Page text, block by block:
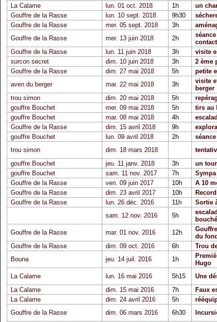
La Calame
lun. 01 oct. 2018 1h
un
Gouffre de la Rasse
lun. 10 sept. 2018 9h30
Gouffre de la Rasse
mer. 05 sept. 2018 3h
Gouffre de la Rasse
mer. 13 juin 2018 2h
Gouffre de la Rasse
lun. 11 juin 2018 3h
visite
surcon secret
dim. 10 juin 2018 3h
2 ème
Gouffre de la Rasse
dim. 27 mai 2018 5h
petite
aven du berger
mar. 22 mai 2018 3h
visite
berger
trou simon
dim. 20 mai 2018 5h
gouffre Bouchet
mer. 09 mai 2018 5h
tirs au
gouffre Bouchet
mar. 08 mai 2018 4h
Gouffre de la Rasse
dim. 15 avril 2018 9h
gouffre Bouchet
lun. 09 avril 2018 2h
trou simon
dim. 18 mars 2018
gouffre Bouchet
jeu. 11 janv. 2018 3h
un
gouffre Bouchet
sam. 11 nov. 2017 7h
Gouffre de la Rasse
ven. 09 juin 2017 10h
A 10
Gouffre de la Rasse
dim. 23 avril 2017 10h
Gouffre de la Rasse
lun. 26 déc. 2016 11h
Sortie
sam. 12 nov. 2016
5h
bouché
Gouffre de la Rasse
mar. 01 nov. 2016 12h
du
Gouffre de la Rasse
dim. 09 oct. 2016 6h
Trou
Bouna
jeu. 14 juil. 2016 1h
Hugo
La Calame
lun. 16 mai 2016 5h15
Une
La Calame
dim. 15 mai 2016 7h
Faux
La Calame
dim. 24 avril 2016 5h
Gouffre de la Rasse
dim. 06 mars 2016 6h30